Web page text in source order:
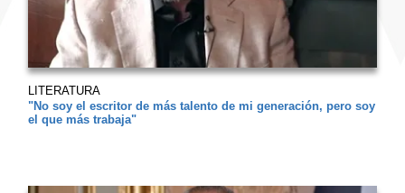
LITERATURA
"No soy el escritor de más talento de mi generación, pero soy
el que más trabaja"